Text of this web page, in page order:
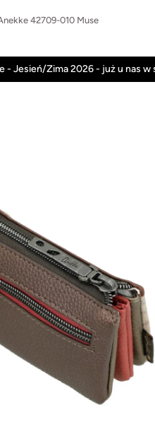
- Jesień/Zima 2026 - już u nas w
42709-010 Muse